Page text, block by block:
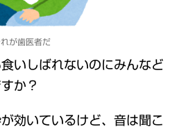
が歯医者だ
いしばれないのにみんなど
か？
効いているけど、音は聞こ